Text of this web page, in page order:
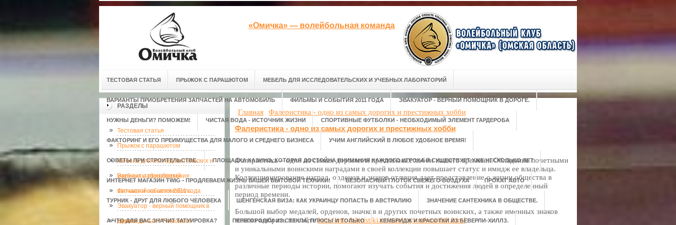
«Омичка» — волейбольная команда
ТЕСТОВАЯ СТАТЬЯ ПРЫЖОК С ПАРАШЮТОМ МЕБЕЛЬ ДЛЯ ИССЛЕДОВАТЕЛЬСКИХ И УЧЕБНЫХ ЛАБОРАТОРИЙ
ВАРИАНТЫ ПРИОБРЕТЕНИЯ ЗАПЧАСТЕЙ НА АВТОМОБИЛЬ ФИЛЬМЫ И СОБЫТИЯ 2011 ГОДА ЭВАКУАТОР - ВЕРНЫЙ ПОМОЩНИК В ДОРОГЕ.
НУЖНЫ ДЕНЬГИ? ПОМОЖЕМ! ЧИСТАЯ ВОДА - ИСТОЧНИК ЖИЗНИ СПОРТИВНЫЕ ФУТБОЛКИ - НЕОБХОДИМЫЙ ЭЛЕМЕНТ ГАРДЕРОБА
ФАКТОРИНГ И ЕГО ПРЕИМУЩЕСТВА ДЛЯ МАЛОГО И СРЕДНЕГО БИЗНЕСА УЧИМ АНГЛИЙСКИЙ В ЛЮБОЕ УДОБНОЕ ВРЕМЯ!
СОВЕТЫ ПРИ СТРОИТЕЛЬСТВЕ. ПЛОЩАДКА КАЗИНО, КОТОРАЯ ДОСТОЙНА ВНИМАНИЯ КАЖДОГО ИГРОКА И СУЩЕСТВУЕТ УЖЕ НЕСКОЛЬКО ЛЕТ
ИНТЕРНЕТ МАГАЗИН TWIG - ПРОДЛЕВАЕМ ЖИЗНЬ ВАШЕЙ БЫТОВОЙ ТЕХНИКИ! БЕЗОПАСНЫЙ ГЛОТОК СВЕЖЕГО ВОЗДУХА ПРОКАТ АВТО
ТУРНИК - ДРУГ ДЛЯ ЛЮБОГО ЧЕЛОВЕКА ШЕНГЕНСКАЯ ВИЗА: КАК УКРАИНЦУ ПОПАСТЬ В АВСТРАЛИЮ ЗНАЧЕНИЕ САНТЕХНИКА В ОБЩЕСТВЕ.
А ЧТО ДЛЯ ВАС ЗНАЧИТ ТАТУИРОВКА? ПЕРЕГОРОДКИ ИЗ СТЕКЛА, ПЛЮСЫ И ТОЛЬКО КЕМБРИДЖ И КРАСОТКИ ИЗ БЕВЕРЛИ-ХИЛЛЗ.
РАЗДЕЛЫ
Тестовая статья
Прыжок с парашютом
Мебель для исследовательских и
учебных лабораторий
Варианты приобретения
запчастей на автомобиль
Фильмы и события 2011 года
Эвакуатор - верный помощник в
дороге.
Нужны деньги? Поможем!
Главная Фалеристика - одно из самых дорогих и престижных хобби
Фалеристика - одно из самых дорогих и престижных хобби
Фалеристика – одно из самых дорогих и престижных хобби нашего времени. Обладание почетными
и уникальными воинскими наградами в своей коллекции повышает статус и имидж ее владельца.
Коллекционирование наград, орденов и знаков отличия дает представление о жизни общества в
различные периоды истории, помогают изучать события и достижения людей в определенный
период времени.
Большой выбор медалей, орденов, значков и других почетных воинских, а также именных знаков
можно выбрать на сайтеhttp://mir-faleristiki.ru/catalog/vmf-medali.html